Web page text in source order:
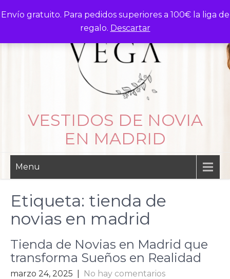
Envío gratuito. Para pedidos superiores a 100€ la liga de
regalo. Descartar
to
VESTIDOS DE NOVIA
EN MADRID
Menu
Etiqueta: tienda de
novias en madrid
Tienda de Novias en Madrid que
transforma Sueños en Realidad
marzo 24, 2025 No hay comentarios